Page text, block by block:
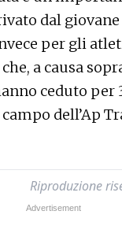
dal giovane
per gli
a causa
ceduto per
dell’Ap
Riproduzione